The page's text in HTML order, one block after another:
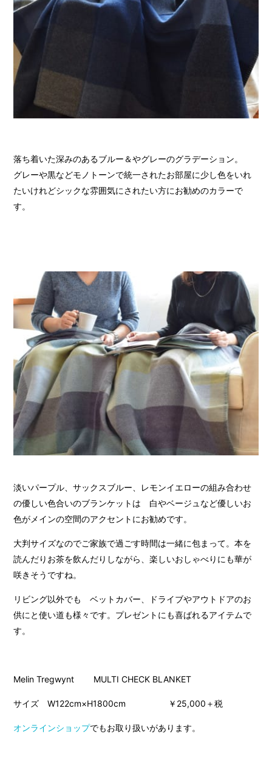
落ち着いた深みのあるブルー＆やグレーのグラデーション。
グレーや黒などモノトーンで統一されたお部屋に少し色をいれ
たいけれどシックな雰囲気にされたい方にお勧めのカラーで
す。
淡いパープル、サックスブルー、レモンイエローの組み合わせ
の優しい色合いのブランケットは 白やベージュなど優しいお
色がメインの空間のアクセントにお勧めです。
大判サイズなのでご家族で過ごす時間は一緒に包まって。本を
読んだりお茶を飲んだりしながら、楽しいおしゃべりにも華が
咲きそうですね。
リビング以外でも ベットカバー、ドライブやアウトドアのお
供にと使い道も様々です。プレゼントにも喜ばれるアイテムで
す。
Melin Tregwynt MULTI CHECK BLANKET
サイズ W122cm×H1800cm ￥25,000＋税
オンラインショップでもお取り扱いがあります。